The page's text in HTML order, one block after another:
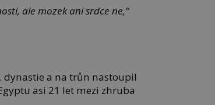
ale mozek ani srdce ne,“
a na trůn nastoupil
asi 21 let mezi zhruba